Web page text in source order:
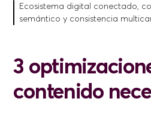
Ecosistema digital conectado,
semántico y consistencia
3
contenido